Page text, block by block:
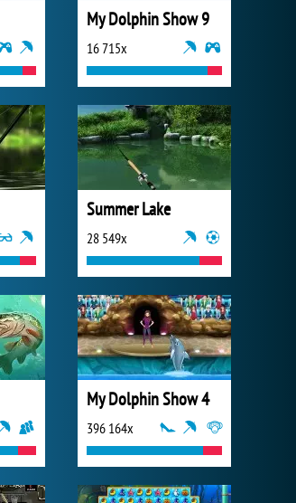
My Dolphin Show 9
16 715x
Summer Lake
28 549x
My Dolphin Show 4
396 164x